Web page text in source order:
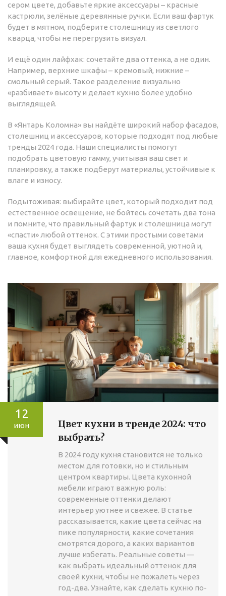
сером цвете, добавьте яркие аксессуары – красные
кастрюли, зелёные деревянные ручки. Если ваш фартук
будет в мятном, подберите столешницу из светлого
кварца, чтобы не перегрузить визуал.
И ещё один лайфхак: сочетайте два оттенка, а не один.
Например, верхние шкафы – кремовый, нижние –
смольный серый. Такое разделение визуально
«разбивает» высоту и делает кухню более удобно
выглядящей.
В «Янтарь Коломна» вы найдёте широкий набор фасадов,
столешниц и аксессуаров, которые подходят под любые
тренды 2024 года. Наши специалисты помогут
подобрать цветовую гамму, учитывая ваш свет и
планировку, а также подберут материалы, устойчивые к
влаге и износу.
Подытоживая: выбирайте цвет, который подходит под
естественное освещение, не бойтесь сочетать два тона
и помните, что правильный фартук и столешница могут
«спасти» любой оттенок. С этими простыми советами
ваша кухня будет выглядеть современной, уютной и,
главное, комфортной для ежедневного использования.
12
июн
Цвет кухни в тренде 2024: что
выбрать?
В 2024 году кухня становится не только
местом для готовки, но и стильным
центром квартиры. Цвета кухонной
мебели играют важную роль:
современные оттенки делают
интерьер уютнее и свежее. В статье
рассказывается, какие цвета сейчас на
пике популярности, какие сочетания
смотрятся дорого, а каких вариантов
лучше избегать. Реальные советы —
как выбрать идеальный оттенок для
своей кухни, чтобы не пожалеть через
год-два. Узнайте, как сделать кухню по-